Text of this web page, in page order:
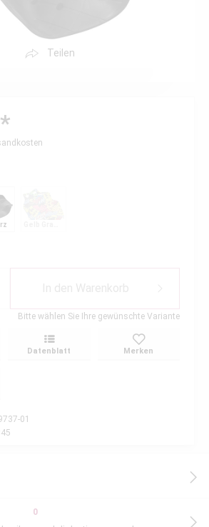
Teilen
Bitte wählen Sie Ihre gewünschte Variante
Datenblatt Merken
01
0